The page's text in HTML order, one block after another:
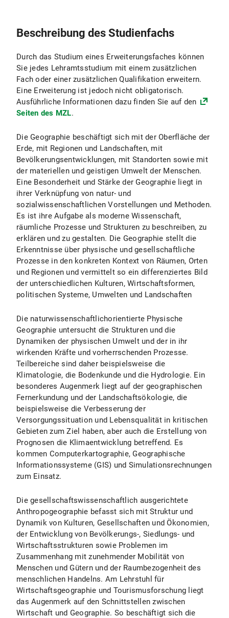
Fachstudienberatung Lehramt Geographie
Studienberatung Lehramt
Zentrale Studienberatung
Außenstelle des Prüfungsamts für alle Lehrämter an öffentlichen Schulen
Beschreibung des Studienfachs
Durch das Studium eines Erweiterungsfaches können
Sie jedes Lehramtsstudium mit einem zusätzlichen
Fach oder einer zusätzlichen Qualifikation erweitern.
Eine Erweiterung ist jedoch nicht obligatorisch.
Ausführliche Informationen dazu finden Sie auf den
Seiten des MZL.
Die Geographie beschäftigt sich mit der Oberfläche der
Erde, mit Regionen und Landschaften, mit
Bevölkerungsentwicklungen, mit Standorten sowie mit
der materiellen und geistigen Umwelt der Menschen.
Eine Besonderheit und Stärke der Geographie liegt in
ihrer Verknüpfung von natur- und
sozialwissenschaftlichen Vorstellungen und Methoden.
Es ist ihre Aufgabe als moderne Wissenschaft,
räumliche Prozesse und Strukturen zu beschreiben, zu
erklären und zu gestalten. Die Geographie stellt die
Erkenntnisse über physische und gesellschaftliche
Prozesse in den konkreten Kontext von Räumen, Orten
und Regionen und vermittelt so ein differenziertes Bild
der unterschiedlichen Kulturen, Wirtschaftsformen,
politischen Systeme, Umwelten und Landschaften
Die naturwissenschaftlichorientierte Physische
Geographie untersucht die Strukturen und die
Dynamiken der physischen Umwelt und der in ihr
wirkenden Kräfte und vorherrschenden Prozesse.
Teilbereiche sind daher beispielsweise die
Klimatologie, die Bodenkunde und die Hydrologie. Ein
besonderes Augenmerk liegt auf der geographischen
Fernerkundung und der Landschaftsökologie, die
beispielsweise die Verbesserung der
Versorgungssituation und Lebensqualität in kritischen
Gebieten zum Ziel haben, aber auch die Erstellung von
Prognosen die Klimaentwicklung betreffend. Es
kommen Computerkartographie, Geographische
Informationssysteme (GIS) und Simulationsrechnungen
zum Einsatz.
Die gesellschaftswissenschaftlich ausgerichtete
Anthropogeographie befasst sich mit Struktur und
Dynamik von Kulturen, Gesellschaften und Ökonomien,
der Entwicklung von Bevölkerungs-, Siedlungs- und
Wirtschaftsstrukturen sowie Problemen im
Zusammenhang mit zunehmender Mobilität von
Menschen und Gütern und der Raumbezogenheit des
menschlichen Handelns. Am Lehrstuhl für
Wirtschaftsgeographie und Tourismusforschung liegt
das Augenmerk auf den Schnittstellen zwischen
Wirtschaft und Geographie. So beschäftigt sich die